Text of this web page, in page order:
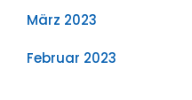
März 2023
Februar 2023